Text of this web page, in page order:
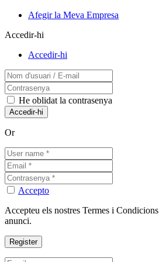
Afegir la Meva Empresa
Accedir-hi
Accedir-hi
He oblidat la contrasenya
Or
Accepto
Accepteu els nostres Termes i
anunci.